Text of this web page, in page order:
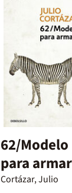
62/Modelo
para armar
Cortázar, Julio